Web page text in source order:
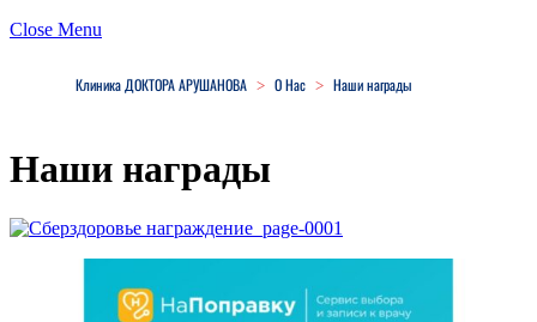
Close Menu
Клиника ДОКТОРА АРУШАНОВА > О Нас > Наши награды
Наши награды